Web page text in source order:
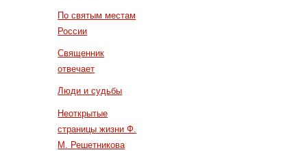
По святым местам
России
Священник
отвечает
Люди и судьбы
Неоткрытые
страницы жизни Ф.
М. Решетникова